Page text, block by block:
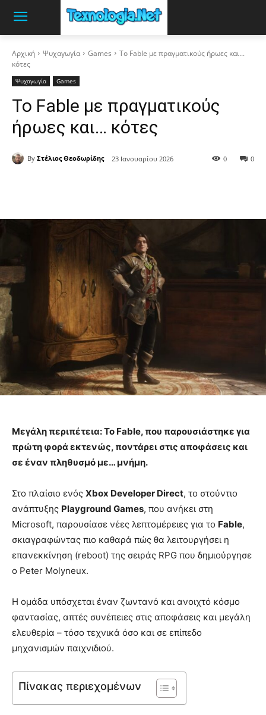
Αρχική Ψυχαγωγία Games
Το Fable με πραγματικούς ήρωες και...
κότες
Ψυχαγωγία Games
Το Fable με πραγματικούς
ήρωες και… κότες
By Στέλιος Θεοδωρίδης 23 Ιανουαρίου 2026 0
0
Μεγάλη περιπέτεια: Το Fable, που παρουσιάστηκε για
πρώτη φορά εκτενώς, ποντάρει στις αποφάσεις και
σε έναν πληθυσμό με… μνήμη.
Στο πλαίσιο ενός Xbox Developer Direct, το στούντιο
ανάπτυξης Playground Games, που ανήκει στη
Microsoft, παρουσίασε νέες λεπτομέρειες για το Fable,
σκιαγραφώντας πιο καθαρά πώς θα λειτουργήσει η
επανεκκίνηση (reboot) της σειράς RPG που δημιούργησε
ο Peter Molyneux.
Η ομάδα υπόσχεται έναν ζωντανό και ανοιχτό κόσμο
φαντασίας, απτές συνέπειες στις αποφάσεις και μεγάλη
ελευθερία – τόσο τεχνικά όσο και σε επίπεδο
μηχανισμών παιχνιδιού.
Πίνακας περιεχομένων